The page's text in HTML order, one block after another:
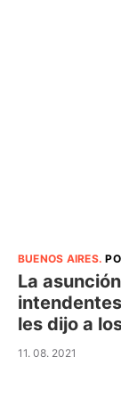
BUENOS AIRES.
La
les dijo a
11. 08. 2021